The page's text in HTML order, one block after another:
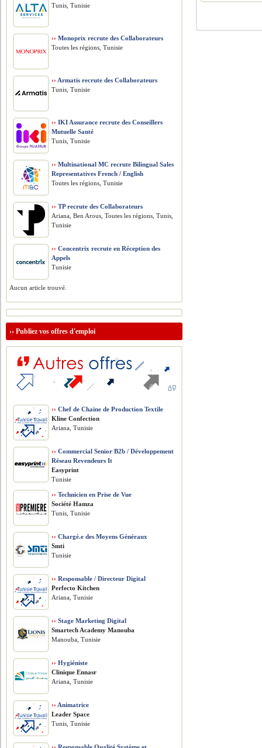
Tunis, Tunisie
›› Monoprix recrute des Collaborateurs
Toutes les régions, Tunisie
›› Armatis recrute des Collaborateurs
Tunis, Tunisie
›› IKI Assurance recrute des Conseillers
Mutuelle Santé
Tunis, Tunisie
›› Multinational MC recrute Bilingual Sales
Representatives French / English
Toutes les régions, Tunisie
›› TP recrute des Collaborateurs
Ariana, Ben Arous, Toutes les régions, Tunis,
Tunisie
›› Concentrix recrute en Réception des
Appels
Tunisie
Aucun article trouvé.
››Publiez vos offres d'emploi
›› Chef de Chaine de Production Textile
Kline Confection
Ariana, Tunisie
›› Commercial Senior B2b / Développement
Réseau Revendeurs It
Easyprint
Tunisie
›› Technicien en Prise de Vue
Société Hamza
Tunis, Tunisie
›› Chargé.e des Moyens Généraux
Smti
Tunisie
›› Responsable / Directeur Digital
Perfecto Kitchen
Ariana, Tunisie
›› Stage Marketing Digital
Smartech Academy Manouba
Manouba, Tunisie
›› Hygiéniste
Clinique Ennasr
Ariana, Tunisie
›› Animatrice
Leader Space
Tunis, Tunisie